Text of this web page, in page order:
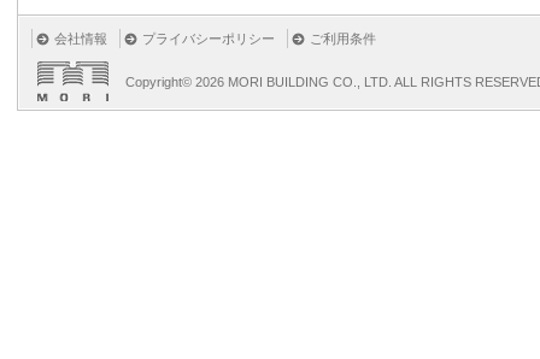
会社情報 プライバシーポリシー ご利用条件
Copyright© 2026 MORI BUILDING CO., LTD. ALL RIGHTS